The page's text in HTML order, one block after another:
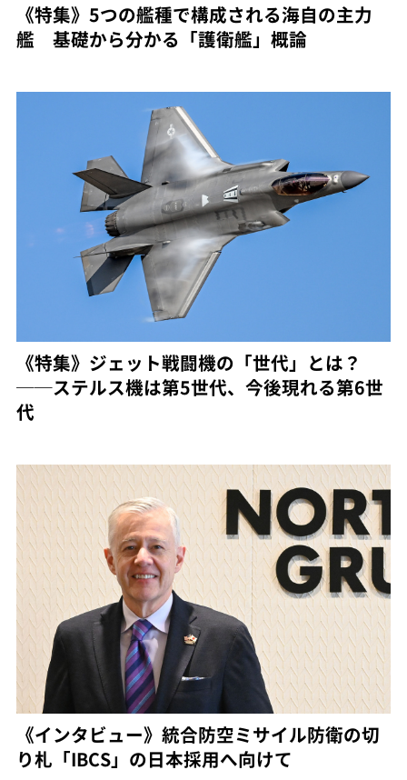
《特集》5つの艦種で構成される海自の主力
艦 基礎から分かる「護衛艦」概論
《特集》ジェット戦闘機の「世代」とは？
──ステルス機は第5世代、今後現れる第6世
代
《インタビュー》統合防空ミサイル防衛の切
り札「IBCS」の日本採用へ向けて